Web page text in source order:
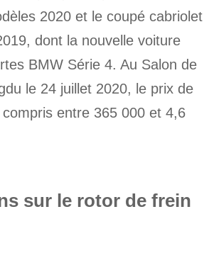
2020 et le coupé cabriolet
dont la nouvelle voiture
BMW Série 4. Au Salon de
le 24 juillet 2020, le prix de
entre 365 000 et 4,6
sur le rotor de frein